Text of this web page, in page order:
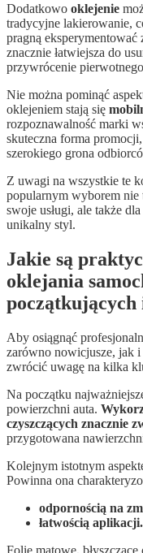
Dodatkowo oklejenie
tradycyjne lakierowanie,
pragną
znacznie łatwiejsza do
przywrócenie
Nie można pominąć
oklejeniem stają się
rozpoznawalność marki
skuteczna forma
szerokiego grona
Z uwagi na wszystkie te
popularnym wyborem
swoje usługi, ale także
unikalny styl.
Jakie są
oklejania
początkujących
Aby osiągnąć
zarówno nowicjusze, jak
zwrócić uwagę na kilka
Na początku
powierzchni auta.
czyszczących znacznie
przygotowana
Kolejnym istotnym
Powinna ona
odpornością na
łatwością aplikacji.
Folie matowe,